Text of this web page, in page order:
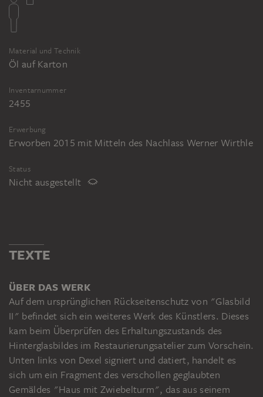
Material und Technik
Öl auf Karton
Inventarnummer
2455
Erwerbung
Erworben 2015 mit Mitteln des Nachlass Werner Wirthle
Status
Nicht ausgestellt
TEXTE
ÜBER DAS WERK
Auf dem ursprünglichen Rückseitenschutz von "Glasbild
II" befindet sich ein weiteres Werk des Künstlers. Dieses
kam beim Überprüfen des Erhaltungszustands des
Hinterglasbildes im Restaurierungsatelier zum Vorschein.
Unten links von Dexel signiert und datiert, handelt es
sich um ein Fragment des verschollen geglaubten
Gemäldes "Haus mit Zwiebelturm", das aus seinem